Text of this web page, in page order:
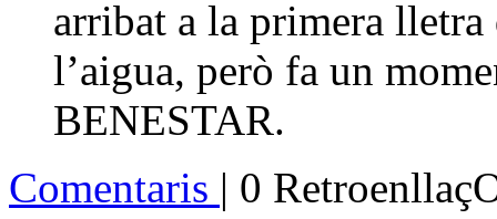
arribat a la primera lletra
l’aigua, però fa un
BENESTAR.
Comentaris | 0